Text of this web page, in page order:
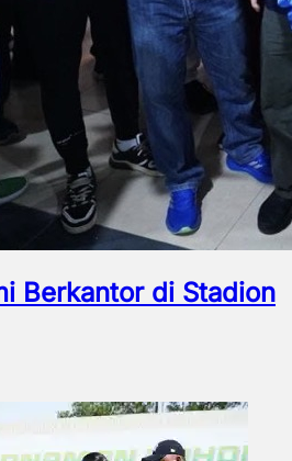
Berkantor di Stadion